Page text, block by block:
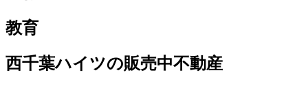
教育
西千葉ハイツの販売中不動産